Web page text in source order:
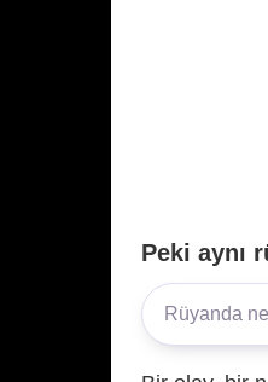
Peki aynı